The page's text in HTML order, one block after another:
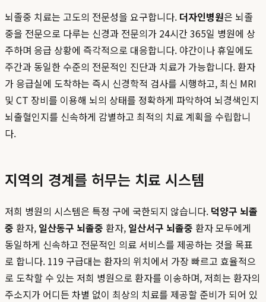
뇌졸중 치료는 고도의 전문성을 요구합니다. 더자인병원은 뇌졸
중을 전문으로 다루는 신경과 전문의가 24시간 365일 병원에 상
주하며 응급 상황에 즉각적으로 대응합니다. 야간이나 휴일에도
주간과 동일한 수준의 전문적인 진단과 치료가 가능합니다. 환자
가 응급실에 도착하는 즉시 신경학적 검사를 시행하고, 최신 MRI
및 CT 장비를 이용해 뇌의 상태를 정확하게 파악하여 뇌경색인지
뇌출혈인지를 신속하게 감별하고 최적의 치료 계획을 수립합니
다.
지역의 경계를 허무는 치료 시스템
저희 병원의 시스템은 특정 구에 국한되지 않습니다. 덕양구 뇌졸
중 환자, 일산동구 뇌졸중 환자, 일산서구 뇌졸중 환자 모두에게
동일하게 신속하고 전문적인 의료 서비스를 제공하는 것을 목표
로 합니다. 119 구급대는 환자의 위치에서 가장 빠르고 효율적으
로 도착할 수 있는 저희 병원으로 환자를 이송하며, 저희는 환자의
주소지가 어디든 차별 없이 최상의 치료를 제공할 준비가 되어 있